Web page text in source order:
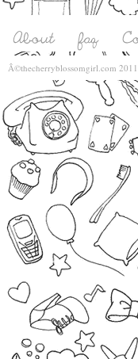
Â©thecherryblossomgirl.com 2011